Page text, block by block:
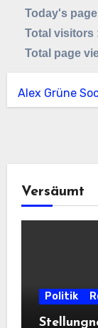
Today's
Total visitors
Total page
Alex Grüne
Versäumt
Politik